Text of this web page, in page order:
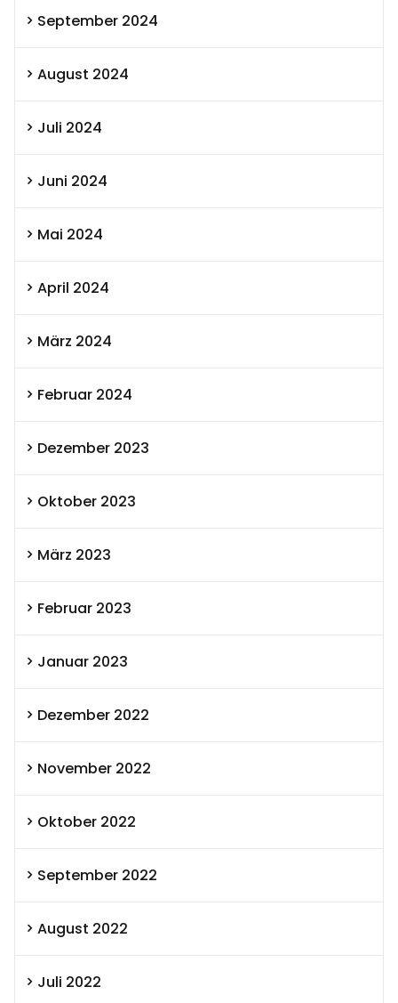
September 2024
August 2024
Juli 2024
Juni 2024
Mai 2024
April 2024
März 2024
Februar 2024
Dezember 2023
Oktober 2023
März 2023
Februar 2023
Januar 2023
Dezember 2022
November 2022
Oktober 2022
September 2022
August 2022
Juli 2022